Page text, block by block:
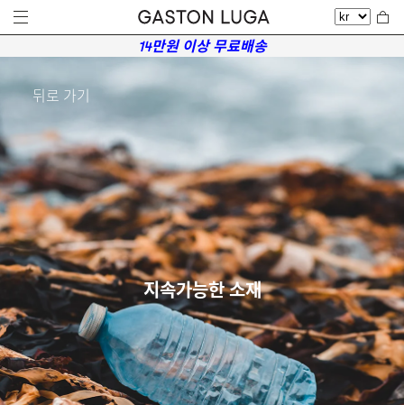
14만원 이상 무료배송
뒤로 가기
지속가능한 소재